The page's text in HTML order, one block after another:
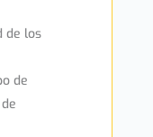
de los
de